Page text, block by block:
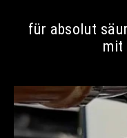
für absolut
mit